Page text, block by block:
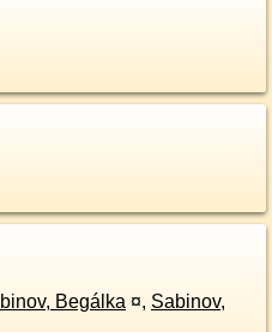
Begálka ¤, Sabinov,